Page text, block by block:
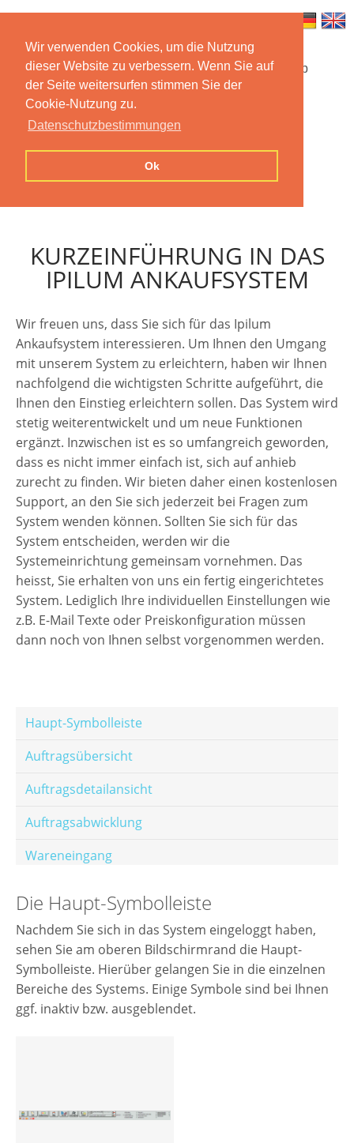
Wir verwenden Cookies, um die Nutzung
dieser Website zu verbessern. Wenn Sie auf
der Seite weitersurfen stimmen Sie der
Cookie-Nutzung zu.
Datenschutzbestimmungen
Ok
Startseite Funktionen Mobile App
Preise
Kontakt Impressum
KURZEINFÜHRUNG IN DAS
IPILUM ANKAUFSYSTEM
Wir freuen uns, dass Sie sich für das Ipilum
Ankaufsystem interessieren. Um Ihnen den Umgang
mit unserem System zu erleichtern, haben wir Ihnen
nachfolgend die wichtigsten Schritte aufgeführt, die
Ihnen den Einstieg erleichtern sollen. Das System wird
stetig weiterentwickelt und um neue Funktionen
ergänzt. Inzwischen ist es so umfangreich geworden,
dass es nicht immer einfach ist, sich auf anhieb
zurecht zu finden. Wir bieten daher einen kostenlosen
Support, an den Sie sich jederzeit bei Fragen zum
System wenden können. Sollten Sie sich für das
System entscheiden, werden wir die
Systemeinrichtung gemeinsam vornehmen. Das
heisst, Sie erhalten von uns ein fertig eingerichtetes
System. Lediglich Ihre individuellen Einstellungen wie
z.B. E-Mail Texte oder Preiskonfiguration müssen
dann noch von Ihnen selbst vorgenommen werden.
Haupt-Symbolleiste
Auftragsübersicht
Auftragsdetailansicht
Auftragsabwicklung
Wareneingang
E-Mail-Templates
Automatische Preisberechnung
Hinterlegen von Festpreisen
Salesrank-Staffeln
Sperrliste
Die Haupt-Symbolleiste
Nachdem Sie sich in das System eingeloggt haben,
sehen Sie am oberen Bildschirmrand die Haupt-
Symbolleiste. Hierüber gelangen Sie in die einzelnen
Bereiche des Systems. Einige Symbole sind bei Ihnen
ggf. inaktiv bzw. ausgeblendet.